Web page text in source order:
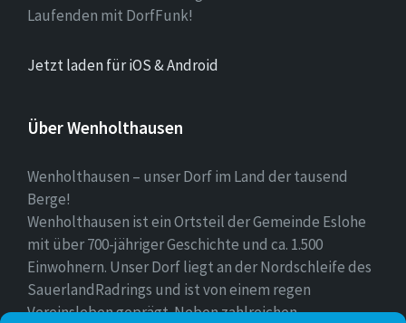
Laufenden mit DorfFunk!
Jetzt laden für iOS & Android
Über Wenholthausen
Wenholthausen – unser Dorf im Land der tausend
Berge!
Wenholthausen ist ein Ortsteil der Gemeinde Eslohe
mit über 700-jähriger Geschichte und ca. 1.500
Einwohnern. Unser Dorf liegt an der Nordschleife des
SauerlandRadrings und ist von einem regen
Vereinsleben geprägt. Neben zahlreichen